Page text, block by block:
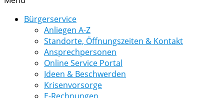
Bürgerservice
Anliegen A-Z
Standorte, Öffnungszeiten & Kontakt
Ansprechpersonen
Online Service Portal
Ideen & Beschwerden
Krisenvorsorge